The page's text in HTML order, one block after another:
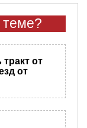
теме?
тракт от
от